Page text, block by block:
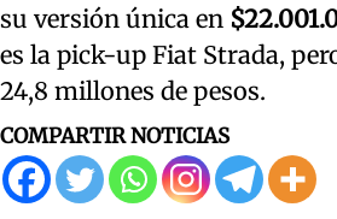
su versión única en
es la pick-up Fiat Strada,
24,8 millones de pesos.
COMPARTIR NOTICIAS